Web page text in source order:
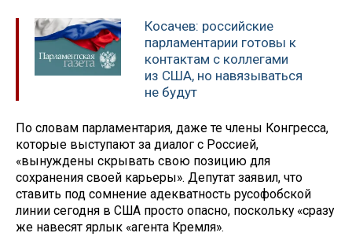
Косачев: российские
парламентарии готовы к
контактам с коллегами
из США, но навязываться
не будут
По словам парламентария, даже те члены Конгресса,
которые выступают за диалог с Россией,
«вынуждены скрывать свою позицию для
сохранения своей карьеры». Депутат заявил, что
ставить под сомнение адекватность русофобской
линии сегодня в США просто опасно, поскольку «сразу
же навесят ярлык «агента Кремля».